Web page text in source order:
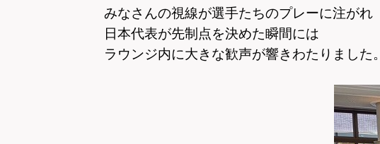
みなさんの視線が選手たちのプレーに注がれ
日本代表が先制点を決めた瞬間には
ラウンジ内に大きな歓声が響きわたりました。